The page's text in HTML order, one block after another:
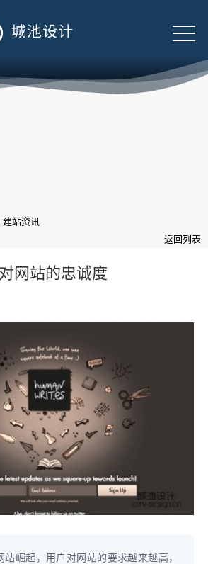
建站资讯
返回列表
网站的忠诚度
崛起，用户对网站的要求越来越高，